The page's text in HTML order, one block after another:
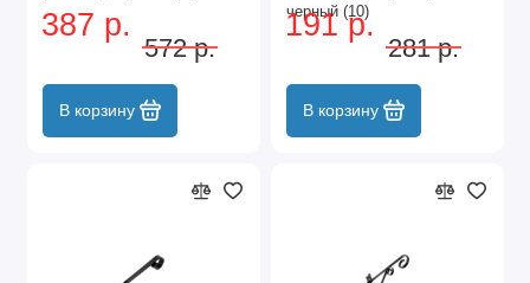
387 р.
572 р.
В корзину
черный (10)
191 р.
281 р.
В корзину